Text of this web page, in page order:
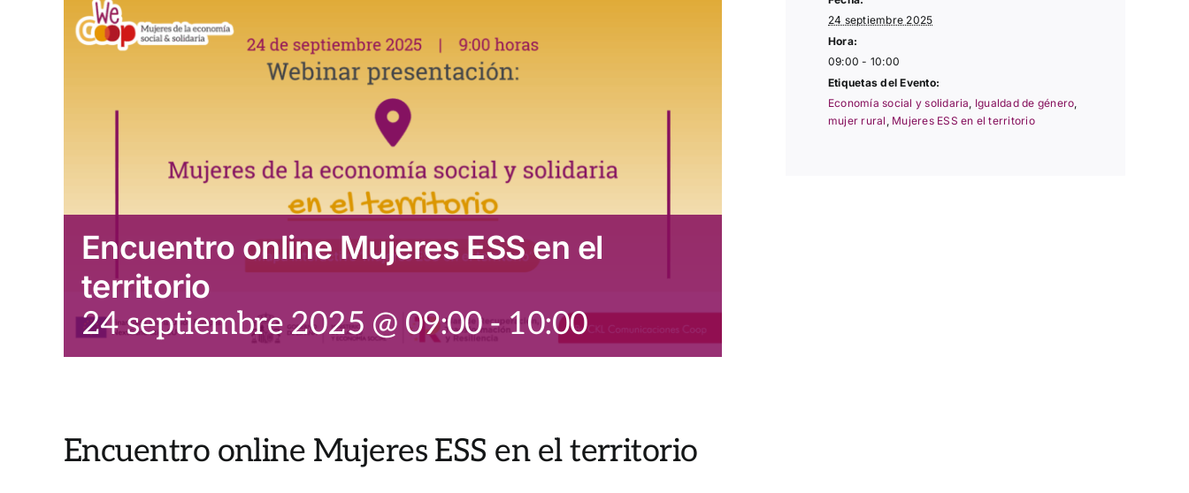
Encuentro online Mujeres ESS en el
territorio
24 septiembre 2025 @ 09:00 - 10:00
Encuentro online Mujeres ESS en el territorio
24 septiembre 2025
Hora:
09:00 - 10:00
Etiquetas del Evento:
Economía social y solidaria, Igualdad de género,
mujer rural , Mujeres ESS en el territorio